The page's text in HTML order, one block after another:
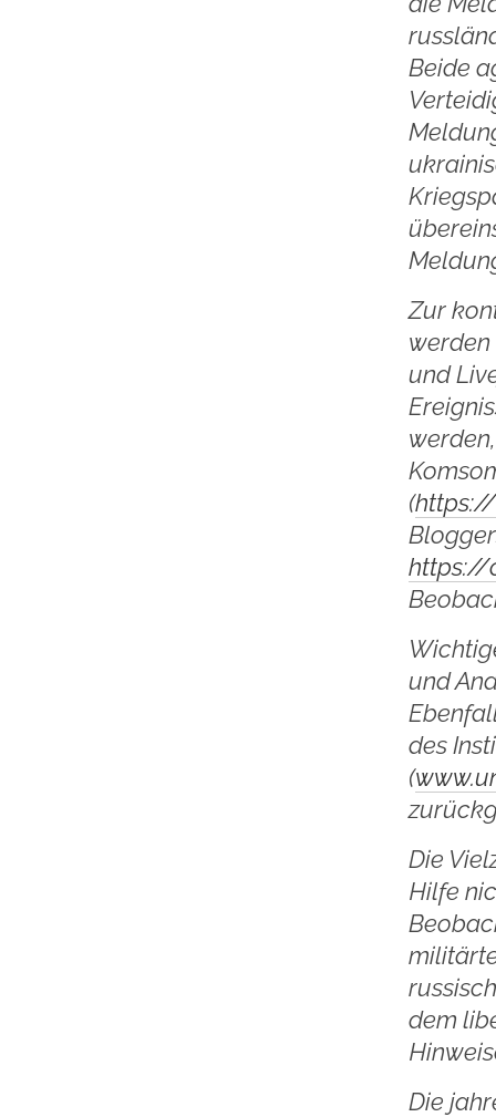
Beide
Zur
und
(
https://
und
des
(
Die
Hilfe
dem
Die